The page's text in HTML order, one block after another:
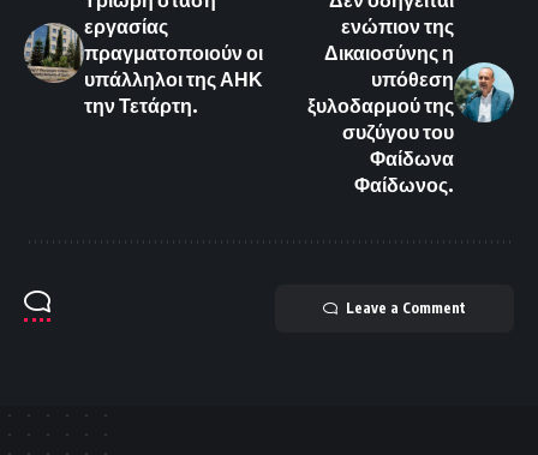
εργασίας
πραγματοποιούν οι
υπάλληλοι της ΑΗΚ
την Τετάρτη.
ενώπιον της
Δικαιοσύνης η
υπόθεση
ξυλοδαρμού της
συζύγου του
Φαίδωνα
Φαίδωνος.
Leave a Comment